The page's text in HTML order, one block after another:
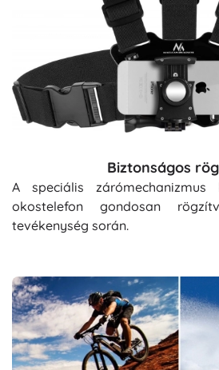
Biztonságos
A speciális
okostelefon gondosan
tevékenység során.